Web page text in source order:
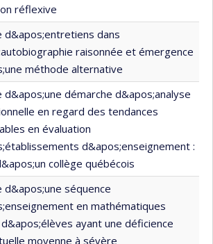
réflexive
d&apos;entretiens dans
raisonnée et émergence
méthode alternative
d&apos;une démarche d&apos;analyse
en regard des tendances
en évaluation
d&apos;enseignement :
collège québécois
d&apos;une séquence
en mathématiques
ayant une déficience
moyenne à sévère